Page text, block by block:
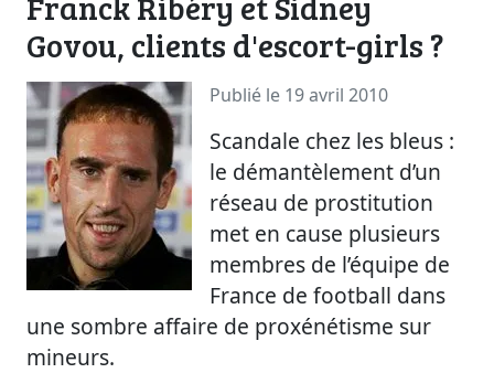
Govou, clients d'escort-girls ?
Publié le 19 avril 2010
Scandale chez les bleus :
le démantèlement d’un
réseau de prostitution
met en cause plusieurs
membres de l’équipe de
France de football dans
une sombre affaire de proxénétisme sur
mineurs.